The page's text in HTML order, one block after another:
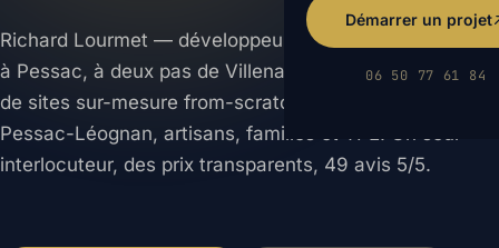
Démarrer un projet
06 50 77 61 84
Richard Lourmet — développeur web indépendant basé
à Pessac, à deux pas de Villenave-d'Ornon. Création
de sites sur-mesure from-scratch pour vignerons AOC
Pessac-Léognan, artisans, familles et TPE. Un seul
interlocuteur, des prix transparents, 49 avis 5/5.